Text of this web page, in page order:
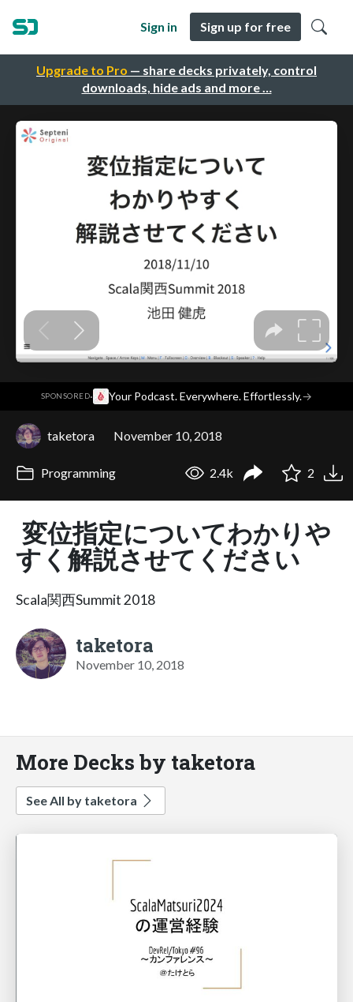
Upgrade to Pro — share decks privately, control
downloads, hide ads and more …
Sign in Sign up for free
SPONSORED· Your Podcast. Everywhere. Effortlessly.→
taketora November 10, 2018
Programming 2.4k 2
変位指定についてわかりや
すく解説させてください
Scala関西Summit 2018
taketora
November 10, 2018
More Decks by taketora
See All by taketora